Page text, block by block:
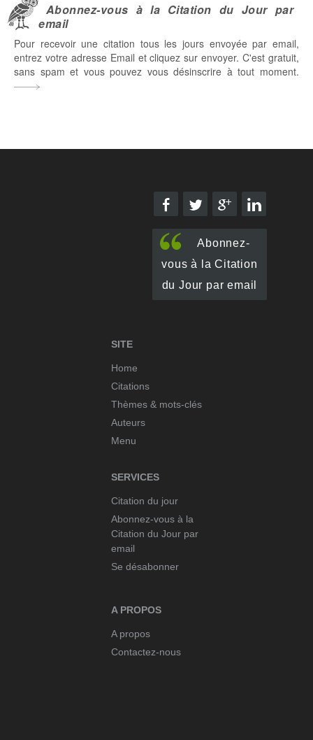
Abonnez-vous à la Citation du Jour par
email
Pour recevoir une citation tous les jours envoyée par email,
entrez votre adresse Email et cliquez sur envoyer. C'est gratuit,
sans spam et vous pouvez vous désinscrire à tout moment.
Abonnez-
vous à la Citation
du Jour par email
SITE
Home
Citations
Thèmes & mots-clés
Auteurs
Menu
SERVICES
Citation du jour
Abonnez-vous à la
Citation du Jour par
email
Se désabonner
A PROPOS
A propos
Contactez-nous